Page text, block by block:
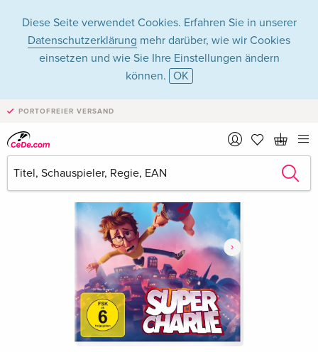
Diese Seite verwendet Cookies. Erfahren Sie in unserer
Datenschutzerklärung mehr darüber, wie wir Cookies
einsetzen und wie Sie Ihre Einstellungen ändern
können. OK
PORTOFREIER VERSAND
›